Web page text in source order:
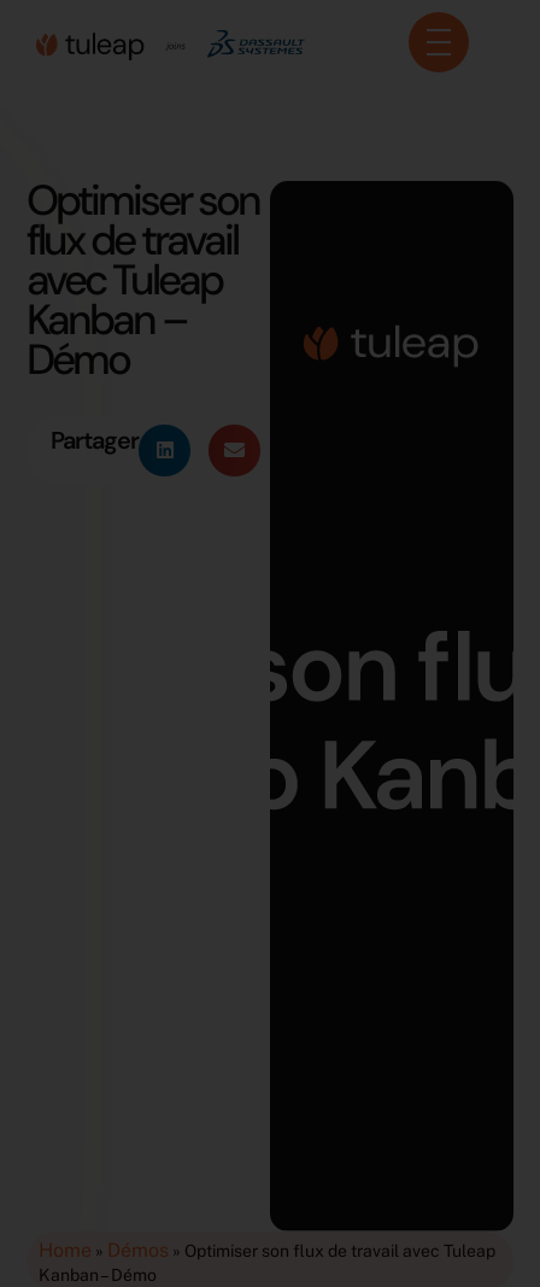
Optimiser son
flux de travail
avec Tuleap
Kanban –
Démo
Partager
Home » Démos » Optimiser son flux de travail avec Tuleap
Kanban – Démo